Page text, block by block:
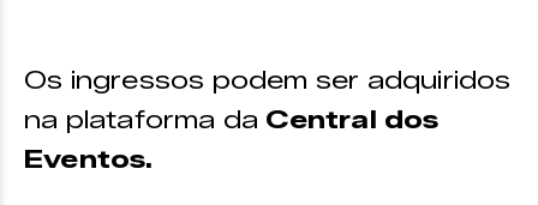
Os ingressos podem ser adquiridos
na plataforma da Central dos
Eventos.